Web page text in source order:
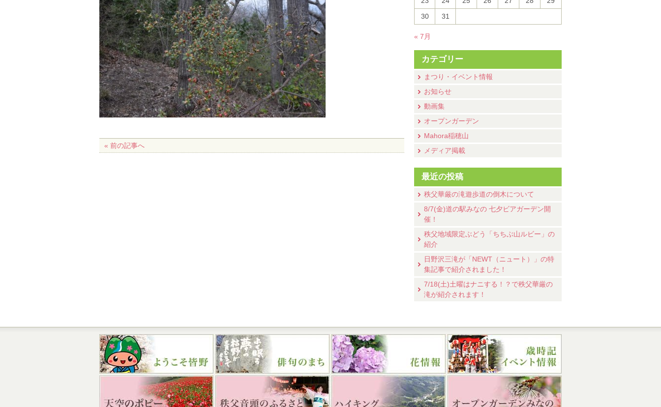
30
31
« 7月
カテゴリー
まつり・イベント情報
お知らせ
動画集
オープンガーデン
Mahora稲穂山
メディア掲載
最近の投稿
秩父華厳の滝遊歩道の倒木について
8/7(金)道の駅みなの 七夕ビアガーデン開
催！
秩父地域限定ぶどう「ちちぶ山ルビー」の
紹介
日野沢三滝が「NEWT（ニュート）」の特
集記事で紹介されました！
7/18(土)土曜はナニする！？で秩父華厳の
滝が紹介されます！
« 前の記事へ